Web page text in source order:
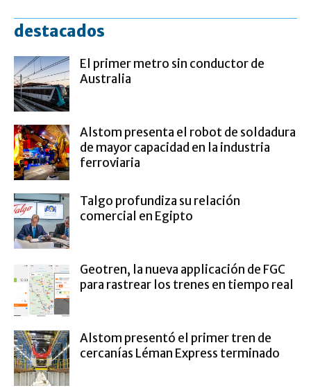
destacados
El primer metro sin conductor de
Australia
Alstom presenta el robot de soldadura
de mayor capacidad en la industria
ferroviaria
Talgo profundiza su relación
comercial en Egipto
Geotren, la nueva applicación de FGC
para rastrear los trenes en tiempo real
Alstom presentó el primer tren de
cercanías Léman Express terminado